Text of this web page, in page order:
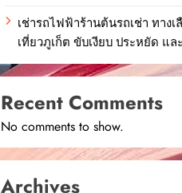
เช่ารถไฟฟ้าร้านต้นรถเช่า ทาง
เที่ยวภูเก็ต ขับเงียบ ประหยัด แ
Recent Comments
No comments to show.
Archives